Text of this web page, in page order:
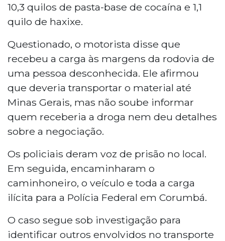
10,3 quilos de pasta-base de cocaína e 1,1
quilo de haxixe.
Questionado, o motorista disse que
recebeu a carga às margens da rodovia de
uma pessoa desconhecida. Ele afirmou
que deveria transportar o material até
Minas Gerais, mas não soube informar
quem receberia a droga nem deu detalhes
sobre a negociação.
Os policiais deram voz de prisão no local.
Em seguida, encaminharam o
caminhoneiro, o veículo e toda a carga
ilícita para a Polícia Federal em Corumbá.
O caso segue sob investigação para
identificar outros envolvidos no transporte